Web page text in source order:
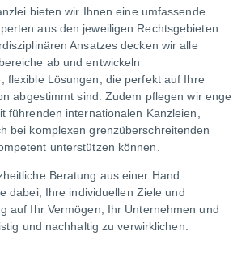
bieten wir Ihnen eine umfassende
aus den jeweiligen Rechtsgebieten.
Ansatzes decken wir alle
ab und entwickeln
flexible Lösungen, die perfekt auf Ihre
abgestimmt sind. Zudem pflegen wir enge
führenden internationalen Kanzleien,
bei komplexen grenzüberschreitenden
unterstützen können.
Beratung aus einer Hand
dabei, Ihre individuellen Ziele und
auf Ihr Vermögen, Ihr Unternehmen und
und nachhaltig zu verwirklichen.